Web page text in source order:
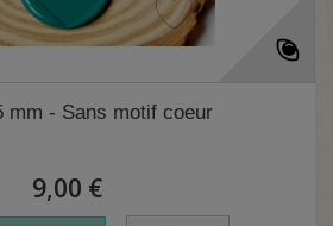
mm - Sans motif coeur
9,00 €